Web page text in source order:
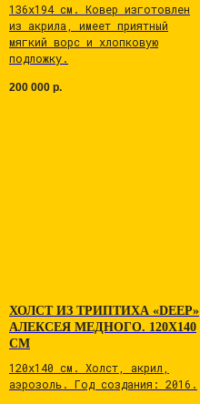
136х194 см. Ковер изготовлен
из акрила, имеет приятный
мягкий ворс и хлопковую
подложку.
200 000 р.
ХОЛСТ ИЗ ТРИПТИХА «DEEP»
АЛЕКСЕЯ МЕДНОГО. 120Х140
СМ
120х140 см. Холст, акрил,
аэрозоль. Год создания: 2016.